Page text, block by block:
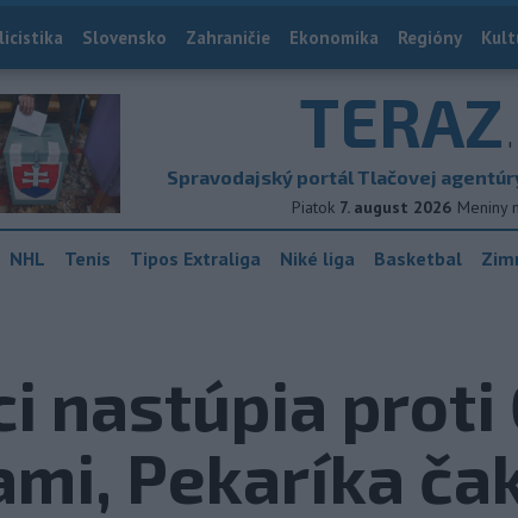
Slovensko Zahraničie Ekonomika Regióny
TERAZ
Spravodajský portál Tlačovej
Piatok 7. august 2026 Meniny
NHL Tenis Tipos Extraliga Niké liga Basketbal
nastúpia proti
Pekaríka